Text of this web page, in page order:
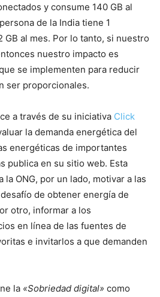
y consume 140 GB al
de la India tiene 1
al mes. Por lo tanto, si nuestro
nuestro impacto es
se implementen para reducir
ser proporcionales.
a través de su iniciativa Click
la demanda energética del
energéticas de importantes
publica en su sitio web. Esta
ONG, por un lado, motivar a las
de obtener energía de
otro, informar a los
en línea de las fuentes de
e invitarlos a que demanden
la «Sobriedad digital» como